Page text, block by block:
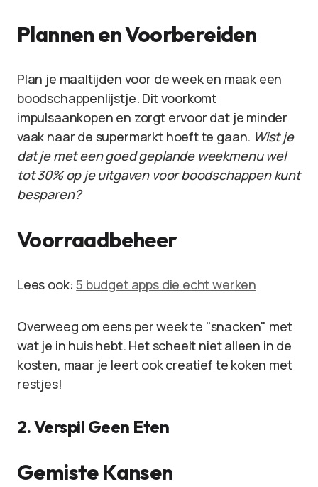
Plannen en Voorbereiden
Plan je maaltijden voor de week en maak een
boodschappenlijstje. Dit voorkomt
impulsaankopen en zorgt ervoor dat je minder
vaak naar de supermarkt hoeft te gaan. Wist je
dat je met een goed geplande weekmenu wel
tot 30% op je uitgaven voor boodschappen kunt
besparen?
Voorraadbeheer
Lees ook:5 budget apps die echt werken
Overweeg om eens per week te "snacken" met
wat je in huis hebt. Het scheelt niet alleen in de
kosten, maar je leert ook creatief te koken met
restjes!
2. Verspil Geen Eten
Gemiste Kansen